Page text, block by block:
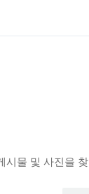
물 및 사진을